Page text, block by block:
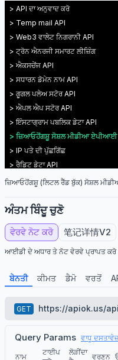
> API ਦਾ ਅਨੁਵਾਦ ਕਰੋ
> Temp mail API
> Web3 ਵਾਲੇਟ ਨਿਗਰਾਨੀ API
> ਟ੍ਰੋਨ ਐਨਰਜੀ ਸਮਾਰਟ ਲੀਜ਼ਿੰਗ
> ਐਕਸਚੇਂਜ API
> ਸਧਾਰਨ ਡੋਮੇਨ ਨਾਮ API
> ਗੂਗਲ ਪਲੇਅ ਸਟੋਰ API
> ਐਪਲ ਐਪ ਸਟੋਰ API
> ਇੰਸਟਾਗ੍ਰਾਮ ਪਬਲਿਕ ਡੇਟਾ API
> ਜ਼ਿਆਓਹੋਂਗਸ਼ੂ ਸੋਸ਼ਲ ਮੀਡੀਆ ਏਪੀਆਈ
> IP ਪਤੇ ਦੀ ਪੁੱਛਗਿੱਛ
> ਰੈਡਿਟ ਡੇਟਾ API
> twitter(X) API
ਜ਼ਿਆਓਹੋਂਗਸ਼ੂ (ਲਿਟਲ ਰੈੱਡ ਬੁੱਕ) ਸੋਸ਼ਲ
ਅੰਤਮ ਬਿੰਦੂ ਚੁਣੋ
ਵੇਰਵੇ ਨੋਟ ਕਰੋ 笔记详情V2
ਆਈਡੀ ਦੇ ਅਧਾਰ ਤੇ ਨੋਟ ਵੇਰਵੇ ਪ੍ਰਾਪਤ
ਬੇਨਤੀ ਕੀਮਤ ਡੈਮੋ ਵਰਤੋਂ
GET https://apiok.us/
Query Params ਵਾਧੂ
ਨਾਮ
ਟਾਈਪ
ਲੋੜੀਂਦਾ
ਵਰਣਨ